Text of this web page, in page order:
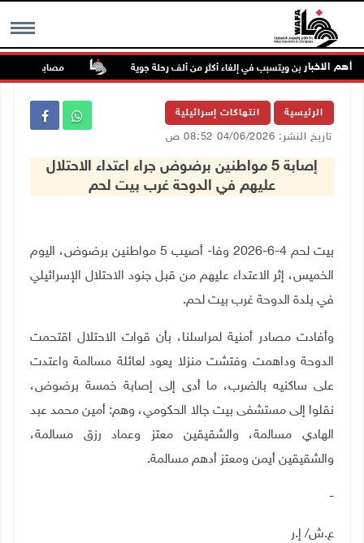
MENU أهم الاخبار
شرق الصين ويتسبب في إلغاء أكثر من ألف رحلة جوية مصابون بنيران
الرئيسية انتهاكات إسرائيلية
تاريخ النشر: 04/06/2026 08:52 ص
إصابة 5 مواطنين برضوض جراء اعتداء الاحتلال
عليهم في الدوحة غرب بيت لحم
بيت لحم 4-6-2026 وفا- أصيب 5 مواطنين برضوض، اليوم
الخميس، إثر الاعتداء عليهم من قبل جنود الاحتلال الإسرائيلي
في بلدة الدوحة غرب بيت لحم.
وأفادت مصادر أمنية لمراسلنا، بأن قوات الاحتلال اقتحمت
الدوحة وداهمت وفتشت منزلا يعود لعائلة مسالمة واعتدت
على ساكنيه بالضرب، ما أدى إلى إصابة خمسة برضوض،
نقلوا إلى مستشفى بيت جالا الحكومي، وهم: أمين محمد عبد
الهادي مسالمة، والشقيقين معتز وعماد رزق مسالمة،
والشقيقين أيمن ومعتز أدهم مسالمة.
-
ع.ش/ إ.ر